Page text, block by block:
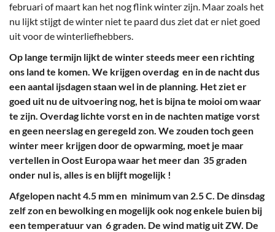
februari of maart kan het nog flink winter zijn. Maar zoals het
nu lijkt stijgt de winter niet te paard dus ziet dat er niet goed
uit voor de winterliefhebbers.
Op lange termijn lijkt de winter steeds meer een richting
ons land te komen. We krijgen overdag en in de nacht dus
een aantal ijsdagen staan wel in de planning. Het ziet er
goed uit nu de uitvoering nog, het is bijna te moioi om waar
te zijn. Overdag lichte vorst en in de nachten matige vorst
en geen neerslag en geregeld zon. We zouden toch geen
winter meer krijgen door de opwarming, moet je maar
vertellen in Oost Europa waar het meer dan 35 graden
onder nul is, alles is en blijft mogelijk !
Afgelopen nacht 4.5 mm en minimum van 2.5 C. De dinsdag
zelf zon en bewolking en mogelijk ook nog enkele buien bij
een temperatuur van 6 graden. De wind matig uit ZW. De